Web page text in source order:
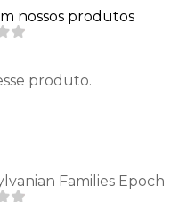
nossos produtos
produto.
Families Epoch